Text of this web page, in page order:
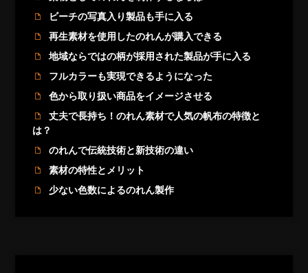
ビーチの写真入り製品も手に入る
再生素材を使用したのれんが購入できる
地域ならではの柄が採用された製品が手に入る
フルカラーも実現できるようになった
色から取り扱い商品をイメージさせる
丈夫で長持ち！のれん素材で人気の帆布の特徴と
は？
のれんで伝統技術と新技術の違い
素材の特性とメリット
少ない色数によるのれん製作